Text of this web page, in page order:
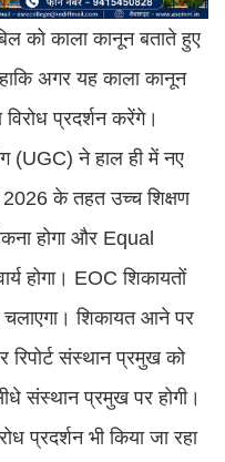
को काला कानून बताते हुए
अगर यह काला कानून
प्रदर्शन करेंगे।
(UGC) ने हाल ही में नए
2026 के तहत उच्च शिक्षण
होगा और Equal
होगा। EOC शिकायतों
शिकायत आने पर
संस्थान प्रमुख को
संस्थान प्रमुख पर होगी।
प्रदर्शन भी किया जा रहा